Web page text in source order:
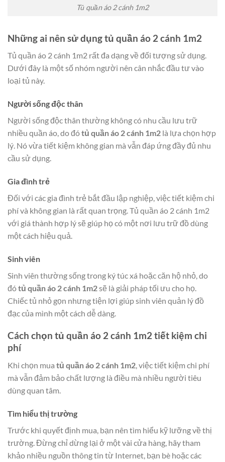
Tủ quần áo 2 cánh 1m2
Những ai nên sử dụng tủ quần áo 2 cánh 1m2
Tủ quần áo 2 cánh 1m2 rất đa dạng về đối tượng sử dụng.
Dưới đây là một số nhóm người nên cân nhắc đầu tư vào
loại tủ này.
Người sống độc thân
Người sống độc thân thường không có nhu cầu lưu trữ
nhiều quần áo, do đótủ quần áo 2 cánh 1m2 là lựa chọn hợp
lý. Nó vừa tiết kiệm không gian mà vẫn đáp ứng đầy đủ nhu
cầu sử dụng.
Gia đình trẻ
Đối với các gia đình trẻ bắt đầu lập nghiệp, việc tiết kiệm chi
phí và không gian là rất quan trọng. Tủ quần áo 2 cánh 1m2
với giá thành hợp lý sẽ giúp họ có một nơi lưu trữ đồ dùng
một cách hiệu quả.
Sinh viên
Sinh viên thường sống trong ký túc xá hoặc căn hộ nhỏ, do
đótủ quần áo 2 cánh 1m2sẽ là giải pháp tối ưu cho họ.
Chiếc tủ nhỏ gọn nhưng tiện lợi giúp sinh viên quản lý đồ
đạc của mình một cách dễ dàng.
Cách chọn tủ quần áo 2 cánh 1m2 tiết kiệm chi
phí
Khi chọn mua tủ quần áo 2 cánh 1m2, việc tiết kiệm chi phí
mà vẫn đảm bảo chất lượng là điều mà nhiều người tiêu
dùng quan tâm.
Tìm hiểu thị trường
Trước khi quyết định mua, bạn nên tìm hiểu kỹ lưỡng về thị
trường. Đừng chỉ dừng lại ở một vài cửa hàng, hãy tham
khảo nhiều nguồn thông tin từ Internet, bạn bè hoặc các